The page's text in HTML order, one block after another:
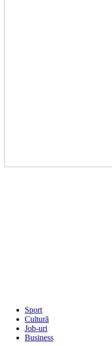
Sport
Cultură
Job-uri
Business